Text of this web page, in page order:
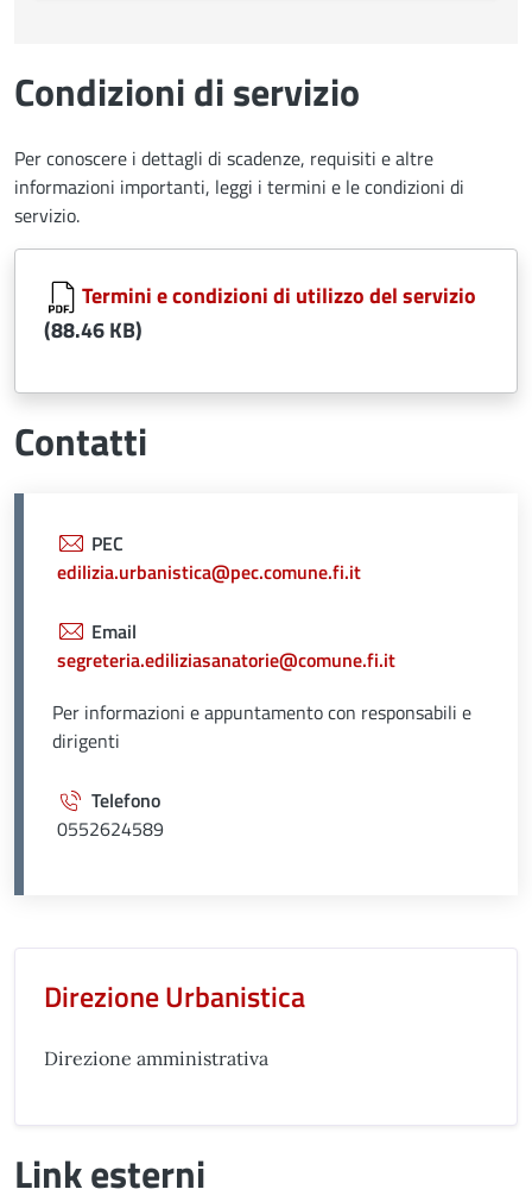
Condizioni di servizio
Per conoscere i dettagli di scadenze, requisiti e altre
informazioni importanti, leggi i termini e le condizioni di
servizio.
Document
Termini e condizioni di utilizzo del servizio
(88.46 KB)
Contatti
PEC
edilizia.urbanistica@pec.comune.fi.it
Email
segreteria.ediliziasanatorie@comune.fi.it
Per informazioni e appuntamento con responsabili e
dirigenti
Telefono
0552624589
Direzione Urbanistica
Direzione amministrativa
Link esterni